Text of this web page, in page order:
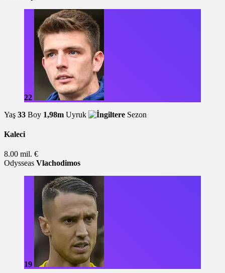
22
Yaş 33 Boy 1,98m Uyruk Sezon
Kaleci
8.00 mil. €
Odysseas Vlachodimos
19